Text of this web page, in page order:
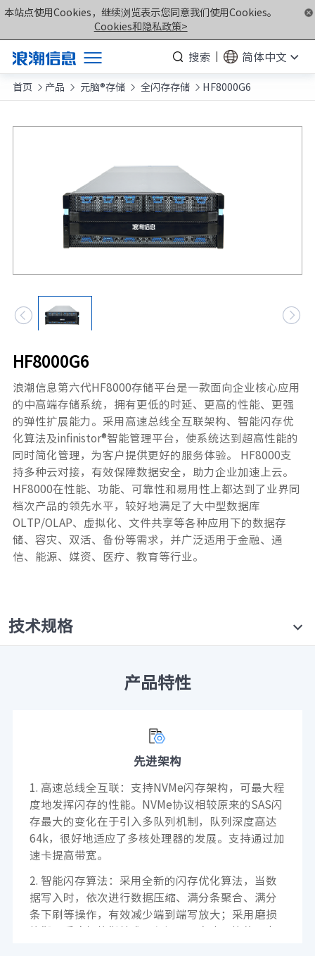
本站点使用Cookies，继续浏览表示您同意我们使用Cookies。
Cookies和隐私政策>
搜索
简体中文
产品
合作伙伴
联合创新平台
关于我们
计算产业洞察
元脑品牌升级公告
首页  产品  元脑®存储  全闪存存储  HF8000G6
 
HF8000G6
浪潮信息第六代HF8000存储平台是一款面向企业核心应用
的中高端存储系统，拥有更低的时延、更高的性能、更强
的弹性扩展能力。采用高速总线全互联架构、智能闪存优
化算法及infinistor®智能管理平台，使系统达到超高性能的
同时简化管理，为客户提供更好的服务体验。 HF8000支
持多种云对接，有效保障数据安全，助力企业加速上云。
HF8000在性能、功能、可靠性和易用性上都达到了业界同
档次产品的领先水平，较好地满足了大中型数据库
OLTP/OLAP、虚拟化、文件共享等各种应用下的数据存
储、容灾、双活、备份等需求，并广泛适用于金融、通
信、能源、媒资、医疗、教育等行业。
技术规格
产品特性
先进架构
1. 高速总线全互联：支持NVMe闪存架构，可最大程
度地发挥闪存的性能。NVMe协议相较原来的SAS闪
存最大的变化在于引入多队列机制，队列深度高达
64k，很好地适应了多核处理器的发展。支持通过加
速卡提高带宽。
2. 智能闪存算法：采用全新的闪存优化算法，当数
据写入时，依次进行数据压缩、满分条聚合、满分
条下刷等操作，有效减少端到端写放大；采用磨损
均衡、反磨损均衡技术，保证SSD盘片平均使用寿